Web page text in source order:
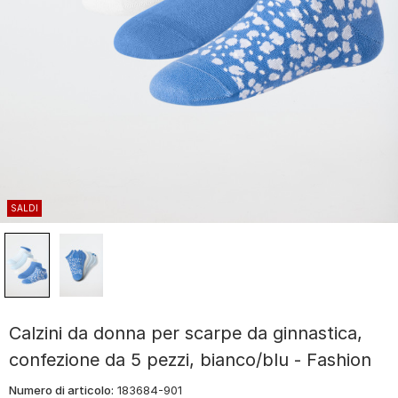
SALDI
Calzini da donna per scarpe da ginnastica,
confezione da 5 pezzi, bianco/blu - Fashion
Numero di articolo: 183684-901